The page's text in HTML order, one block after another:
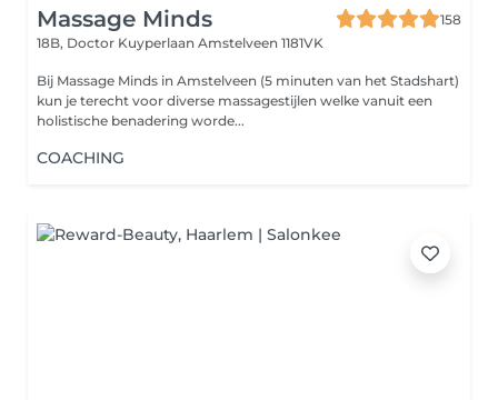
Massage Minds
158
18B, Doctor Kuyperlaan Amstelveen 1181VK
Bij Massage Minds in Amstelveen (5 minuten van het Stadshart)
kun je terecht voor diverse massagestijlen welke vanuit een
holistische benadering worde...
COACHING